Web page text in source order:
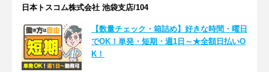
日本トスコム株式会社 池袋支店/104
【数量チェック・箱詰め】好きな時間・曜日
でOK！単発・短期・週1日～★全額日払いO
K！